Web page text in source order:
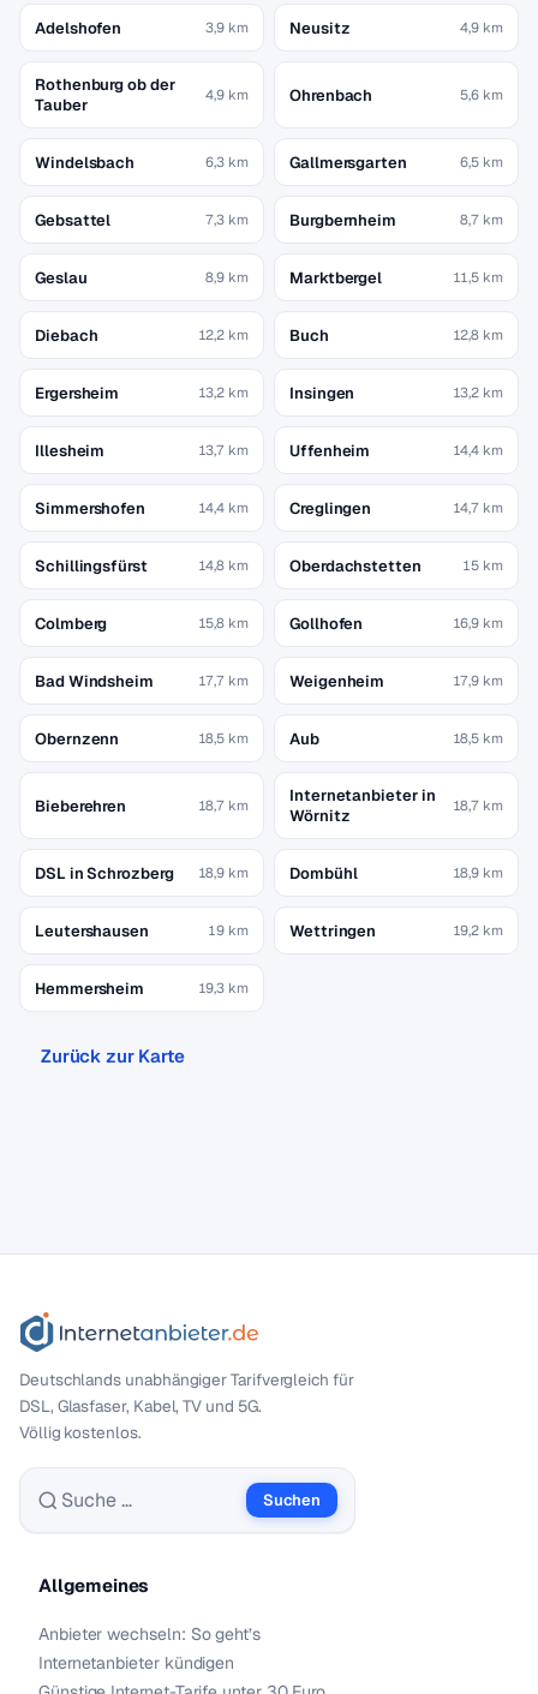
Adelshofen 3,9 km Neusitz 4,9 km
Rothenburg ob der
Tauber
4,9 km Ohrenbach 5,6 km
Windelsbach 6,3 km Gallmersgarten 6,5 km
Gebsattel 7,3 km Burgbernheim 8,7 km
Geslau 8,9 km Marktbergel 11,5 km
Diebach 12,2 km Buch 12,8 km
Ergersheim 13,2 km Insingen 13,2 km
Illesheim 13,7 km Uffenheim 14,4 km
Simmershofen 14,4 km Creglingen 14,7 km
Schillingsfürst 14,8 km Oberdachstetten 15 km
Colmberg 15,8 km Gollhofen 16,9 km
Bad Windsheim 17,7 km Weigenheim 17,9 km
Obernzenn 18,5 km Aub 18,5 km
Bieberehren 18,7 km
Internetanbieter in
Wörnitz
18,7 km
DSL in Schrozberg 18,9 km Dombühl 18,9 km
Leutershausen 19 km Wettringen 19,2 km
Hemmersheim 19,3 km
Zurück zur Karte
Deutschlands unabhängiger Tarif­vergleich für
DSL, Glasfaser, Kabel, TV und 5G.
Völlig kostenlos.
Suche nach:
Suchen
Allgemeines
Anbieter wechseln: So geht’s
Internetanbieter kündigen